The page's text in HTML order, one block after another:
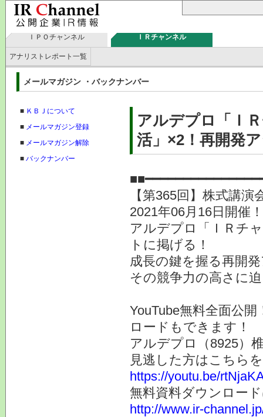
ＩＰＯチャンネル ＩＲチャンネル
アナリストレポート一覧
メールマガジン ・バックナンバー
■ ＫＢＪについて
■ メールマガジン登録
■ メールマガジン解除
■ バックナンバー
アルデプロ「Ｉ
活」×2！再開発
【第365回】株式講
2021年06月16日開催！
アルデプロ「ＩＲチ
トに掲げる！
成長の鍵を握る再開
その競争力の高さに
YouTube無料全面公
ロードもできます！
アルデプロ（8925）
見逃した方はこちら
https://youtu.be/
無料資料ダウンロー
http://www.ir-